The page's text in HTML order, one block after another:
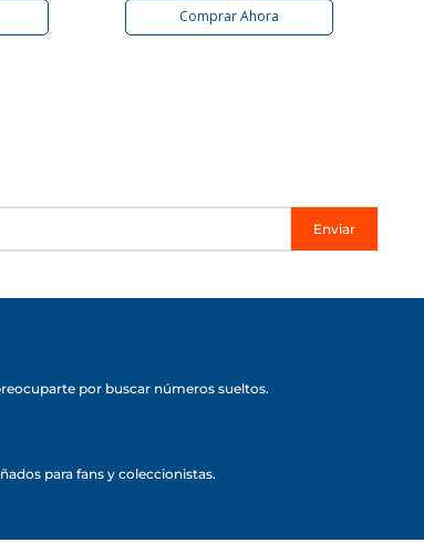
Comprar Ahora
Enviar
por buscar números sueltos.
para fans y coleccionistas.